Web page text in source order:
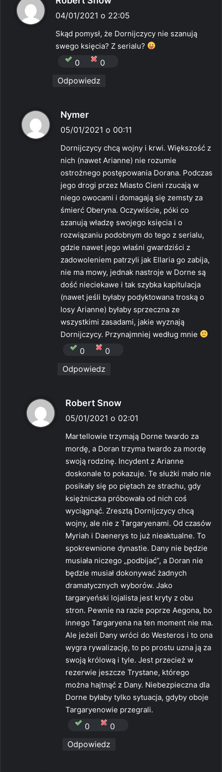
i
z
04/01/2021 o 22:05
Skąd pomysł, że Dornijczycy nie szanują
swego księcia? Z serialu?
0
0
Odpowiedz
Nymer
i
z
e
:
05/01/2021 o 00:11
Dornijczycy chcą wojny i krwi. Większość z
nich (nawet Arianne) nie rozumie
ostrożnego postępowania Dorana. Podczas
jego drogi przez Miasto Cieni rzucają w
niego owocami i domagają się zemsty za
śmierć Oberyna. Oczywiście, póki co
szanują władzę swojego księcia i o
rozwiązaniu podobnym do tego z serialu,
gdzie nawet jego właśni gwardziści z
zadowoleniem patrzyli jak Ellaria go zabija,
nie ma mowy, jednak nastroje w Dorne są
dość nieciekawe i tak szybka kapitulacja
(nawet jeśli byłaby podyktowana troską o
losy Arianne) byłaby sprzeczna ze
wszystkimi zasadami, jakie wyznają
Dornijczycy. Przynajmniej według mnie
0
0
Odpowiedz
Robert Snow
i
z
e
:
05/01/2021 o 02:01
Martellowie trzymają Dorne twardo za
mordę, a Doran trzyma twardo za mordę
swoją rodzinę. Incydent z Arianne
doskonale to pokazuje. Te służki mało nie
posikały się po piętach ze strachu, gdy
księżniczka próbowała od nich coś
wyciągnąć. Zresztą Dornijczycy chcą
wojny, ale nie z Targaryenami. Od czasów
Myriah i Daenerys to już nieaktualne. To
spokrewnione dynastie. Dany nie będzie
musiała niczego „podbijać”, a Doran nie
będzie musiał dokonywać żadnych
dramatycznych wyborów. Jako
targaryeński lojalista jest kryty z obu
stron. Pewnie na razie poprze Aegona, bo
innego Targaryena na ten moment nie ma.
Ale jeżeli Dany wróci do Westeros i to ona
wygra rywalizację, to po prostu uzna ją za
swoją królową i tyle. Jest przecież w
rezerwie jeszcze Trystane, którego
można hajtnąć z Dany. Niebezpieczna dla
Dorne byłaby tylko sytuacja, gdyby oboje
Targaryenowie przegrali.
0
0
Odpowiedz